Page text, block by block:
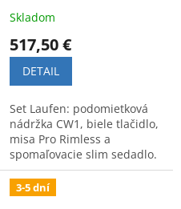
Skladom
517,50 €
DETAIL
Set Laufen: podomietková
nádržka CW1, biele tlačidlo,
misa Pro Rimless a
spomaľovacie slim sedadlo.
Kvalitný a moderný dizajn
pre kúpeľňu v jednom
balení.
3-5 dní